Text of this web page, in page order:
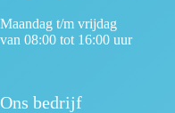
Maandag t/m vrijdag
van 08:00 tot 16:00 uur
Ons bedrijf